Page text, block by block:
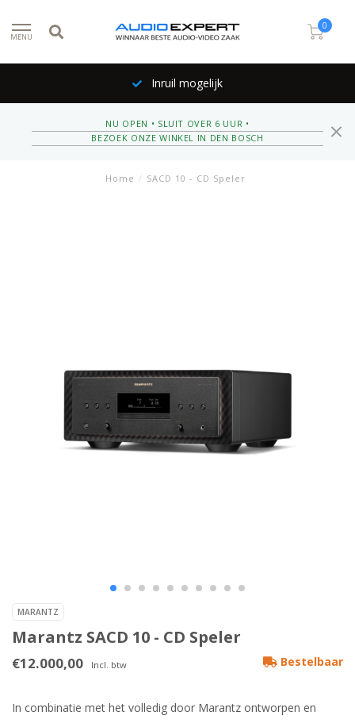
MENU
0
Inruil mogelijk
NU OPEN • SLUIT OVER 6 UUR •
BEZOEK ONZE WINKEL IN DEN BOSCH
Home / SACD 10 - CD Speler
MARANTZ
Marantz SACD 10 - CD Speler
€12.000,00 Incl. btw Bestelbaar
In combinatie met het volledig door Marantz ontworpen en